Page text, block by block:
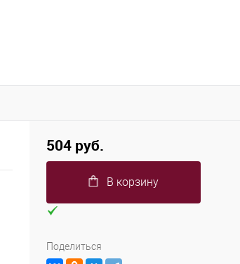
504 руб.
В корзину
Поделиться